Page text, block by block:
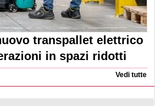
transpallet elettrico
in spazi ridotti
Vedi tutte